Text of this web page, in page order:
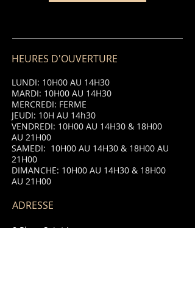
HEURES D'OUVERTURE
LUNDI: 10H00 AU 14H30
MARDI: 10H00 AU 14H30
MERCREDI: FERME
JEUDI: 10H AU 14h30
VENDREDI: 10H00 AU 14H30 & 18H00
AU 21H00
SAMEDI: 10H00 AU 14H30 & 18H00 AU
21H00
DIMANCHE: 10H00 AU 14H30 & 18H00
AU 21H00
ADRESSE
8 Place Saint Jean,